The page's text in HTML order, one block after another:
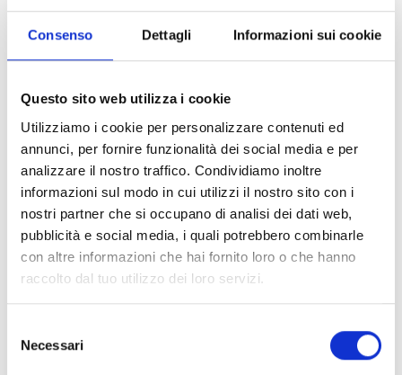
Consenso Dettagli Informazioni sui cookie
Questo sito web utilizza i cookie
Utilizziamo i cookie per personalizzare contenuti ed
annunci, per fornire funzionalità dei social media e per
analizzare il nostro traffico. Condividiamo inoltre
informazioni sul modo in cui utilizzi il nostro sito con i
nostri partner che si occupano di analisi dei dati web,
pubblicità e social media, i quali potrebbero combinarle
con altre informazioni che hai fornito loro o che hanno
raccolto dal tuo utilizzo dei loro servizi.
delNecessari
Gli ospiti dispongono di parcheggi gratuiti
direttamente presso la struttura. I posti auto si
appartamenti e consentono un arrivo e una partenza
comodi con il proprio veicolo.
Hof am Schloss:01.01. - 31.12.
lun mar mer gio ven sab dom
08:00 - 19:00